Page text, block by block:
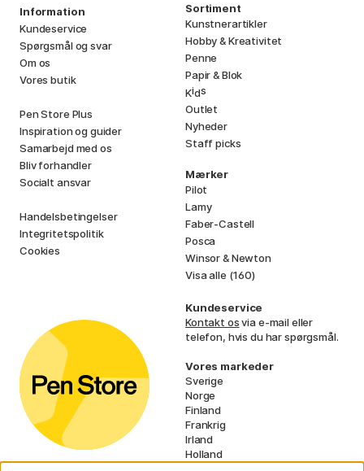
Information
Kundeservice
Spørgsmål og svar
Om os
Vores butik
Pen Store Plus
Inspiration og guider
Samarbejd med os
Bliv forhandler
Socialt ansvar
Handelsbetingelser
Integritetspolitik
Cookies
Sortiment
Kunstnerartikler
Hobby & Kreativitet
Penne
Papir & Blok
Kids
Outlet
Nyheder
Staff picks
Mærker
Pilot
Lamy
Faber-Castell
Posca
Winsor & Newton
Visa alle (160)
Kundeservice
Kontakt osvia e-mail eller
telefon, hvis du har spørgsmål.
Vores markeder
Sverige
Norge
Finland
Frankrig
Irland
Holland